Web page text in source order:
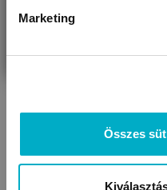
Marketing
Összes
VÁRANDÓS